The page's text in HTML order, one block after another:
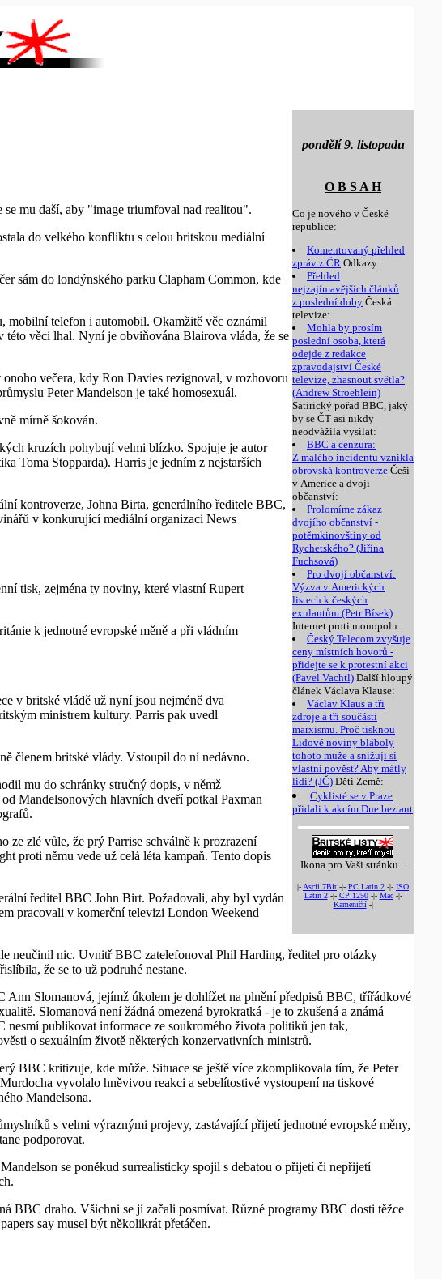
pondělí 9. listopadu
O B S A H
Co je nového v České
republice:
Komentovaný přehled
zpráv z ČR Odkazy:
Přehled
nejzajímavějších článků
z poslední doby Česká
televize:
Mohla by prosím
poslední osoba, která
odejde z redakce
zpravodajství České
televize, zhasnout světla?
(Andrew Stroehlein)
Satirický pořad BBC, jaký
by se ČT asi nikdy
neodvážila vysílat:
BBC a cenzura:
Z malého incidentu vznikla
obrovská kontroverze Češi
v Americe a dvojí
občanství:
Prolomíme zákaz
dvojího občanství -
potěmkinovštiny od
Rychetského? (Jiřina
Fuchsová)
Pro dvojí občanství:
Výzva v Amerických
listech k českých
exulantům (Petr Bísek)
Internet proti monopolu:
Český Telecom zvyšuje
ceny místních hovorů -
přidejte se k protestní akci
(Pavel Vachtl) Další hloupý
článek Václava Klause:
Václav Klaus a tři
zdroje a tři součásti
marxismu. Proč tisknou
Lidové noviny bláboly
tohoto muže a snižují si
vlastní pověst? Aby mátly
lidi? (JČ) Děti Země:
Cyklisté se v Praze
přidali k akcím Dne bez aut
Ikona pro Vaši stránku...
|- Ascii 7Bit -|- PC Latin 2 -|- ISO
Latin 2-|- CP 1250-|- Mac-|-
Kameničtí-|
mu daší, aby "image triumfoval nad realitou".
do velkého konfliktu s celou britskou mediální
sám do londýnského parku Clapham Common, kde
mobilní telefon i automobil. Okamžitě věc oznámil
této věci lhal. Nyní je obviňována Blairova vláda, že se
večera, kdy Ron Davies rezignoval, v rozhovoru
Peter Mandelson je také homosexuál.
mírně šokován.
kruzích pohybují velmi blízko. Spojuje je autor
Toma Stopparda). Harris je jedním z nejstarších
kontroverze, Johna Birta, generálního ředitele BBC,
v konkurující mediální organizaci News
tisk, zejména ty noviny, které vlastní Rupert
k jednotné evropské měně a při vládním
v britské vládě už nyní jsou nejméně dva
ministrem kultury. Parris pak uvedl
členem britské vlády. Vstoupil do ní nedávno.
mu do schránky stručný dopis, v němž
Mandelsonových hlavních dveří potkal Paxman
zlé vůle, že prý Parrise schválně k prozrazení
proti němu vede už celá léta kampaň. Tento dopis
ředitel BBC John Birt. Požadovali, aby byl vydán
pracovali v komerční televizi London Weekend
neučinil nic. Uvnitř BBC zatelefonoval Phil Harding, ředitel pro otázky
že se to už podruhé nestane.
Slomanová, jejímž úkolem je dohlížet na plnění předpisů BBC, třířádkové
Slomanová není žádná omezená byrokratká - je to zkušená a známá
publikovat informace ze soukromého života politiků jen tak,
o sexuálním životě některých konzervativních ministrů.
BBC kritizuje, kde může. Situace se ještě více zkomplikovala tím, že Peter
vyvolalo hněvivou reakci a sebelítostivé vystoupení na tiskové
Mandelsona.
s velmi výraznými projevy, zastávající přijetí jednotné evropské měny,
podporovat.
se poněkud surrealisticky spojil s debatou o přijetí či nepřijetí
BBC draho. Všichni se jí začali posmívat. Různé programy BBC dosti těžce
say musel být několikrát přetáčen.